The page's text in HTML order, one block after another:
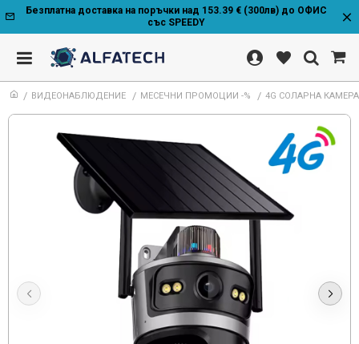
Безплатна доставка на поръчки над 153.39 € (300лв) до ОФИС
със SPEEDY
ВИДЕОНАБЛЮДЕНИЕ МЕСЕЧНИ ПРОМОЦИИ -% 4G СОЛАРНА